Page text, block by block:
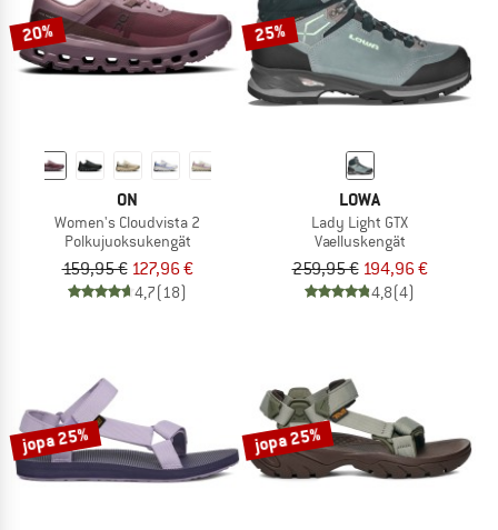
20%
ON
Women's Cloudvista 2
Polkujuoksukengät
159,95 € 127,96 €
4,7(18)
25%
LOWA
Lady Light GTX
Vaelluskengät
259,95 € 194,96 €
4,8(4)
jopa 25% jopa 25%